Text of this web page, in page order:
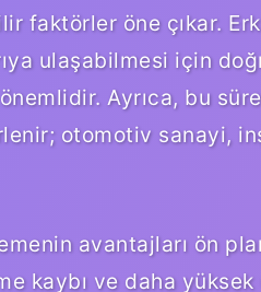
öne çıkar.
ulaşabilmesi için
Ayrıca, bu
otomotiv sanayi,
avantajları ön
kaybı ve daha